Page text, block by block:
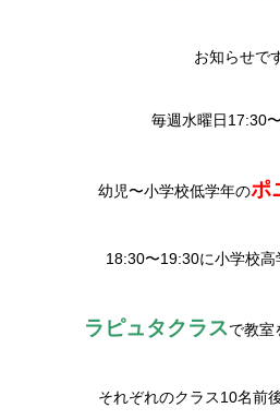
お知らせで
毎週水曜日17:30
幼児〜小学校低学年のポ
18:30〜19:30に小学校
ラピュタクラスで教室
それぞれのクラス10名前